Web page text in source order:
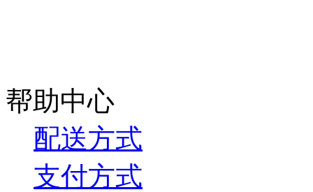
帮助中心
配送方式
支付方式